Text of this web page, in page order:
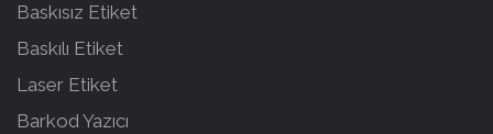
Baskısız Etiket
Baskılı Etiket
Laser Etiket
Barkod Yazıcı